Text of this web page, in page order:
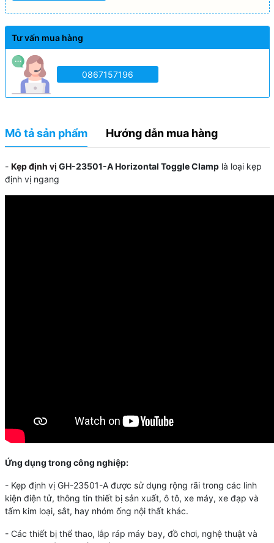
Tư vấn mua hàng
0867157196
Mô tả sản phẩm Hướng dẫn mua hàng
- Kẹp định vị GH-23501-A Horizontal Toggle Clamp là loại kẹp
định vị ngang
Ứng dụng trong công nghiệp:
- Kẹp định vị GH-23501-A được sử dụng rộng rãi trong các linh
kiện điện tử, thông tin thiết bị sản xuất, ô tô, xe máy, xe đạp và
tấm kim loại, sắt, hay nhóm ống nội thất khác.
- Các thiết bị thể thao, lắp ráp máy bay, đồ chơi, nghệ thuật và